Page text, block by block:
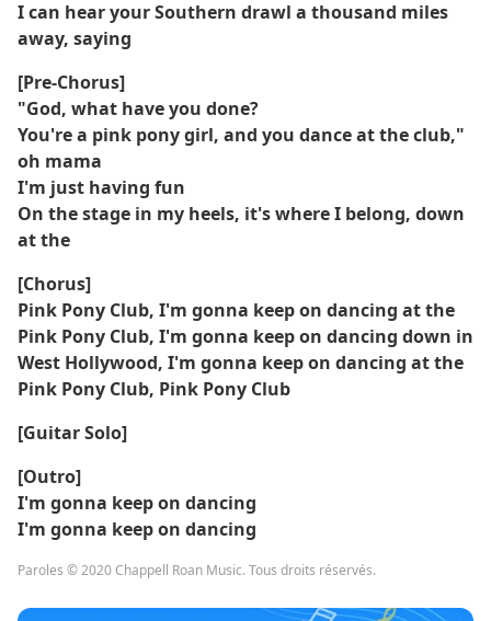
I can hear your Southern drawl a thousand miles
away, saying
[Pre-Chorus]
"God, what have you done?
You're a pink pony girl, and you dance at the club,"
oh mama
I'm just having fun
On the stage in my heels, it's where I belong, down
at the
[Chorus]
Pink Pony Club, I'm gonna keep on dancing at the
Pink Pony Club, I'm gonna keep on dancing down in
West Hollywood, I'm gonna keep on dancing at the
Pink Pony Club, Pink Pony Club
[Guitar Solo]
[Outro]
I'm gonna keep on dancing
I'm gonna keep on dancing
Paroles © 2020 Chappell Roan Music. Tous droits réservés.